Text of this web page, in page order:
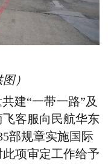
）
建“一带一路”及
飞客服向民航华东
部规章实施国际
项审定工作给予